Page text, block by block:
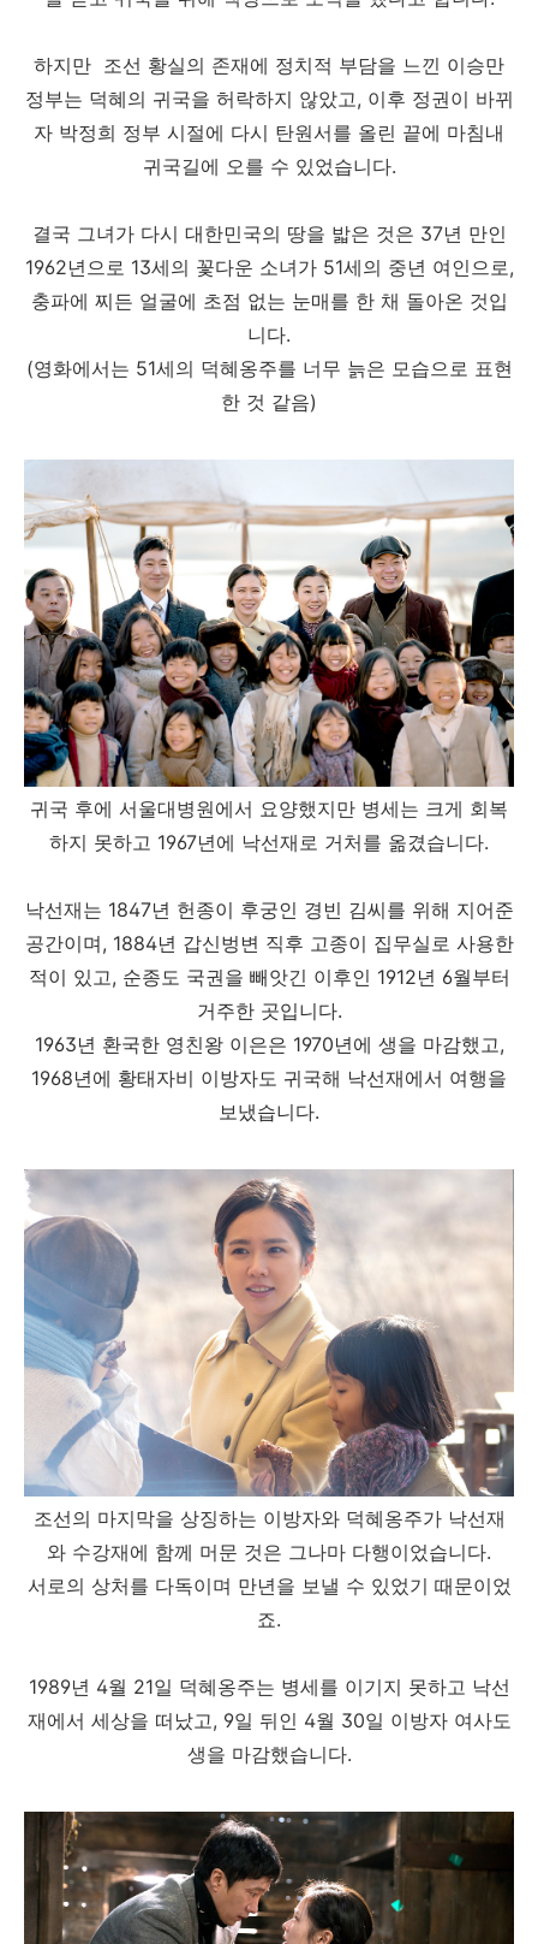
하지만 조선 황실의 존재에 정치적 부담을 느낀 이승만
정부는 덕혜의 귀국을 허락하지 않았고, 이후 정권이 바뀌
자 박정희 정부 시절에 다시 탄원서를 올린 끝에 마침내
귀국길에 오를 수 있었습니다.
결국 그녀가 다시 대한민국의 땅을 밟은 것은 37년 만인
1962년으로 13세의 꽃다운 소녀가 51세의 중년 여인으로,
충파에 찌든 얼굴에 초점 없는 눈매를 한 채 돌아온 것입
니다.
(영화에서는 51세의 덕혜옹주를 너무 늙은 모습으로 표현
한 것 같음)
귀국 후에 서울대병원에서 요양했지만 병세는 크게 회복
하지 못하고 1967년에 낙선재로 거처를 옮겼습니다.
낙선재는 1847년 헌종이 후궁인 경빈 김씨를 위해 지어준
공간이며, 1884년 갑신벙변 직후 고종이 집무실로 사용한
적이 있고, 순종도 국권을 빼앗긴 이후인 1912년 6월부터
거주한 곳입니다.
1963년 환국한 영친왕 이은은 1970년에 생을 마감했고,
1968년에 황태자비 이방자도 귀국해 낙선재에서 여행을
보냈습니다.
조선의 마지막을 상징하는 이방자와 덕혜옹주가 낙선재
와 수강재에 함께 머문 것은 그나마 다행이었습니다.
서로의 상처를 다독이며 만년을 보낼 수 있었기 때문이었
죠.
1989년 4월 21일 덕혜옹주는 병세를 이기지 못하고 낙선
재에서 세상을 떠났고, 9일 뒤인 4월 30일 이방자 여사도
생을 마감했습니다.